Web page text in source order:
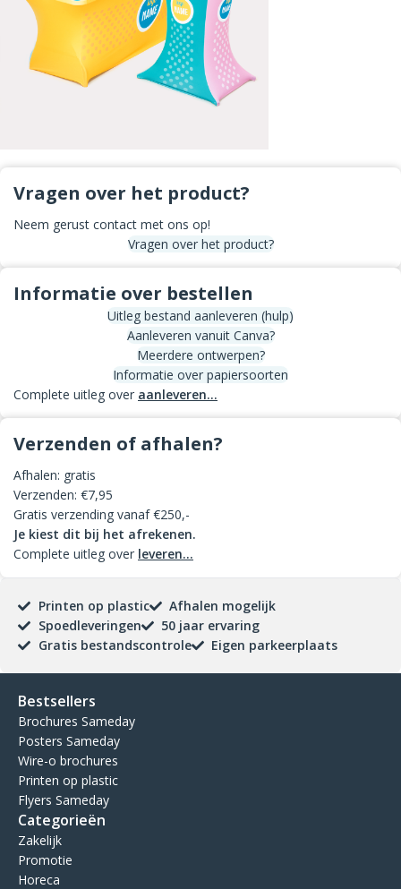
Vragen over het product?
Neem gerust contact met ons op!
Vragen over het product?
Informatie over bestellen
Uitleg bestand aanleveren (hulp)
Aanleveren vanuit Canva?
Meerdere ontwerpen?
Informatie over papiersoorten
Complete uitleg over aanleveren...
Verzenden of afhalen?
Afhalen: gratis
Verzenden: €7,95
Gratis verzending vanaf €250,-
Je kiest dit bij het afrekenen.
Complete uitleg over leveren...
Printen op plastic
Afhalen mogelijk
Spoedleveringen
50 jaar ervaring
Gratis bestandscontrole
Eigen parkeerplaats
Bestsellers
Brochures Sameday
Posters Sameday
Wire-o brochures
Printen op plastic
Flyers Sameday
Categorieën
Zakelijk
Promotie
Horeca